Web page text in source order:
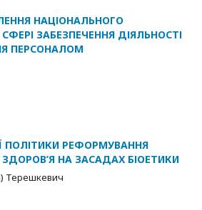
НАЦІОНАЛЬНОГО
ЗАБЕЗПЕЧЕННЯ ДІЯЛЬНОСТІ
ПЕРСОНАЛОМ
ПОЛІТИКИ РЕФОРМУВАННЯ
НА ЗАСАДАХ БІОЕТИКИ
Терешкевич